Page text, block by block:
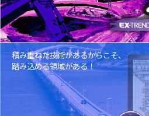
積み重ねた技術があるからこそ、
踏み込める領域がある！